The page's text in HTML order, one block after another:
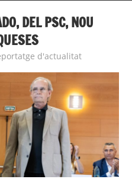
DEL PSC, NOU
d'actualitat